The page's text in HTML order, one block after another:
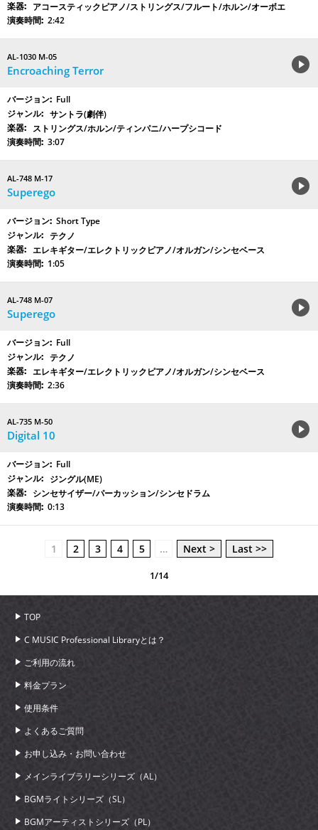
アコースティックピアノ/ストリングス/フルート/ホルン/オーボエ
2:42
AL-1030 M-05
Encroaching Terror
Full
サントラ(劇伴)
ストリングス/ホルン/ティンパニ/ハープシコード
3:07
AL-748 M-17
Superego
Short Type
テクノ
エレキギター/エレクトリックピアノ/オルガン/シンセベース
1:05
AL-748 M-07
Superego
Full
テクノ
エレキギター/エレクトリックピアノ/オルガン/シンセベース
2:36
AL-735 M-50
Digital 10
Full
ジングル(ME)
シンセサイザー/パーカッション/シンセドラム
0:13
1 2 3 4 5 … Next > Last >>
1/14
TOP
C MUSIC Professional Libraryとは？
ご利用の流れ
料金プラン
使用条件
よくあるご質問
お申し込み・お問い合わせ
メインライブラリーシリーズ（AL）
BGMライトシリーズ（SL）
BGMアーティストシリーズ（PL）